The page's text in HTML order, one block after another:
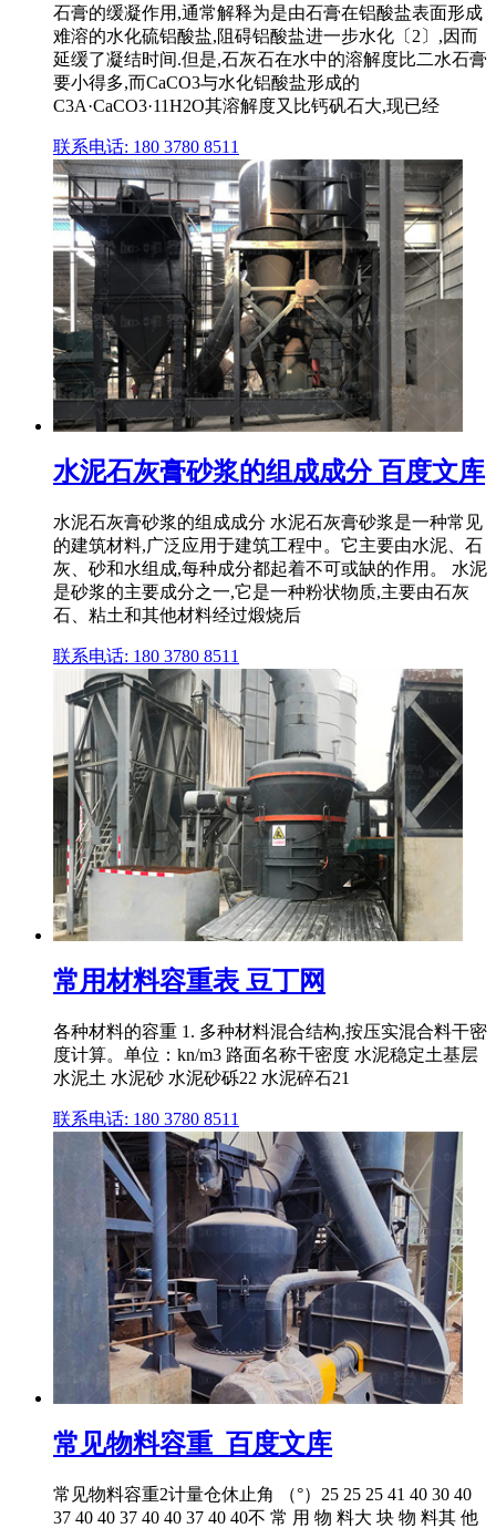
石膏的缓凝作用,通常解释为是由石膏在铝酸盐表面形成
难溶的水化硫铝酸盐,阻碍铝酸盐进一步水化〔2〕,因而
延缓了凝结时间.但是,石灰石在水中的溶解度比二水石膏
要小得多,而CaCO3与水化铝酸盐形成的
C3A·CaCO3·11H2O其溶解度又比钙矾石大,现已经
联系电话: 180 3780 8511
水泥石灰膏砂浆的组成成分 百度文库
水泥石灰膏砂浆的组成成分 水泥石灰膏砂浆是一种常见
的建筑材料,广泛应用于建筑工程中。它主要由水泥、石
灰、砂和水组成,每种成分都起着不可或缺的作用。 水泥
是砂浆的主要成分之一,它是一种粉状物质,主要由石灰
石、粘土和其他材料经过煅烧后
联系电话: 180 3780 8511
常用材料容重表 豆丁网
各种材料的容重 1. 多种材料混合结构,按压实混合料干密
度计算。单位：kn/m3 路面名称干密度 水泥稳定土基层
水泥土 水泥砂 水泥砂砾22 水泥碎石21
联系电话: 180 3780 8511
常见物料容重_百度文库
常见物料容重2计量仓休止角 （°）25 25 25 41 40 30 40
37 40 40 37 40 40 37 40 40不 常 用 物 料大 块 物 料其 他